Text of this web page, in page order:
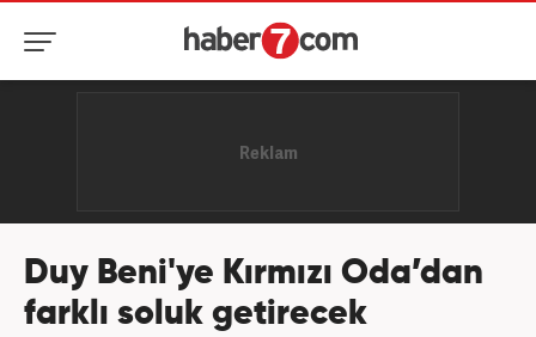
Duy Beni'ye Kırmızı Oda’dan
farklı soluk getirecek